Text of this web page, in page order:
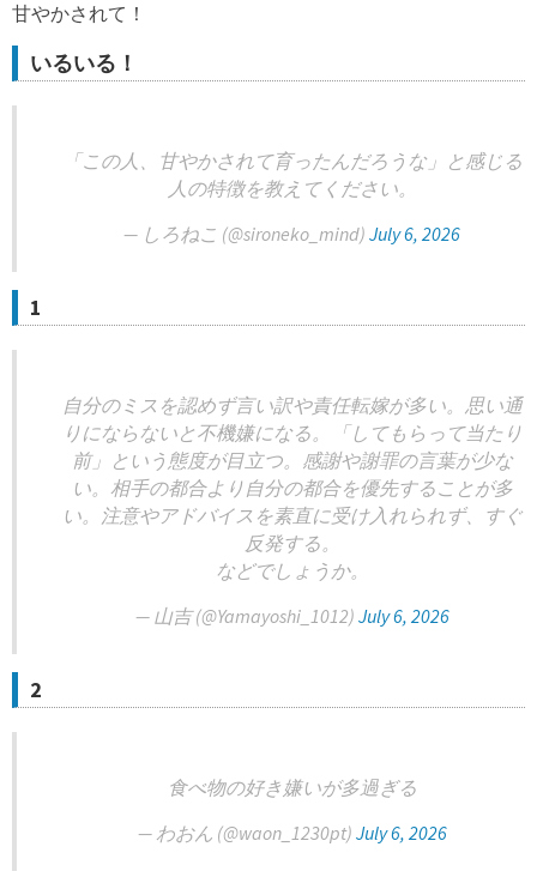
甘やかされて！
いるいる！
「この人、甘やかされて育ったんだろうな」と感じる
人の特徴を教えてください。
— しろねこ (@sironeko_mind) July 6, 2026
1
自分のミスを認めず言い訳や責任転嫁が多い。思い通
りにならないと不機嫌になる。「してもらって当たり
前」という態度が目立つ。感謝や謝罪の言葉が少な
い。相手の都合より自分の都合を優先することが多
い。注意やアドバイスを素直に受け入れられず、すぐ
反発する。
などでしょうか。
— 山吉 (@Yamayoshi_1012) July 6, 2026
2
食べ物の好き嫌いが多過ぎる
— わおん (@waon_1230pt) July 6, 2026